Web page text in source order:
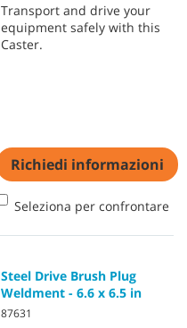
Transport and drive your
equipment safely with this
Caster.
Richiedi informazioni
Seleziona per confrontare
Steel Drive Brush Plug
Weldment - 6.6 x 6.5 in
87631